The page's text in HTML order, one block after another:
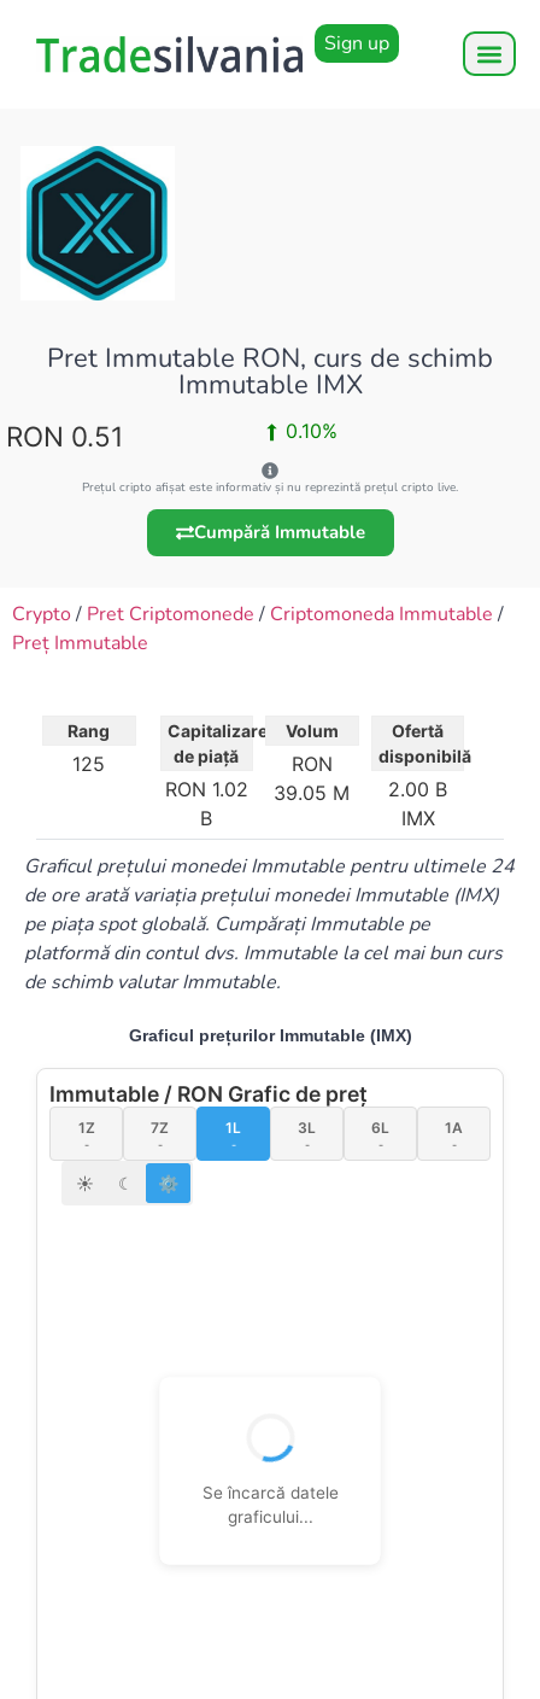
Sign up
Pret Immutable RON, curs de schimb
Immutable IMX
RON 0.51 0.10%
Prețul cripto afișat este informativ și nu reprezintă prețul cripto live.
Cumpără Immutable
Crypto/ Pret Criptomonede / Criptomoneda Immutable /
Preț Immutable
Capitalizare
de piață
RON 1.02
B
Volum
RON
39.05 M
Ofertă
disponibilă
2.00 B
IMX
Rang
125
Graficul prețului monedei Immutable pentru ultimele 24
de ore arată variația prețului monedei Immutable (IMX)
pe piața spot globală. Cumpărați Immutable pe
platformă din contul dvs. Immutable la cel mai bun curs
de schimb valutar Immutable.
Graficul prețurilor Immutable (IMX)
Immutable / RON Grafic de preț
1Z
-
7Z
-
1L
-
3L
-
6L
-
1A
-
☀ ☾ ⚙
Se încarcă datele
graficului...